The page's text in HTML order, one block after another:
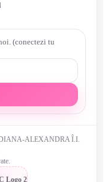
(conectezi tu
ALEXANDRA Î.I.